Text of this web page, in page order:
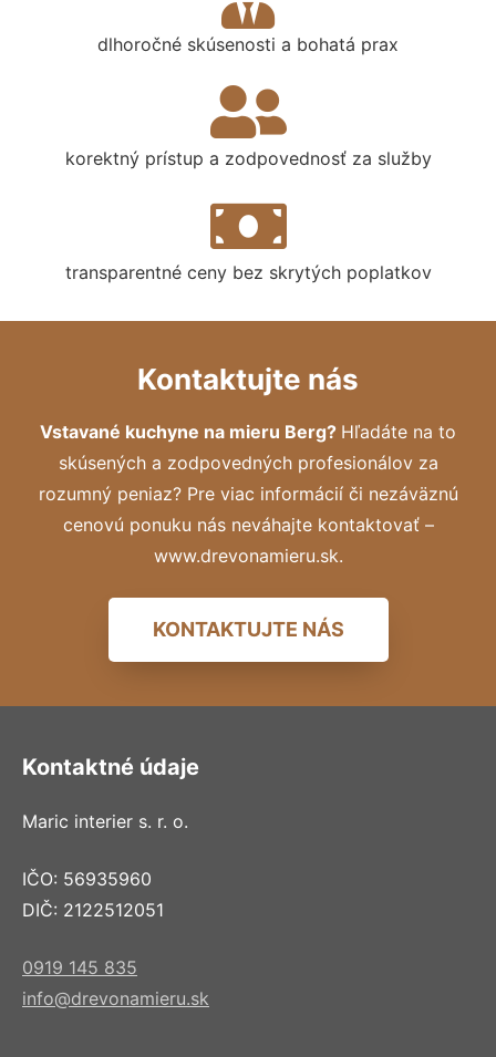
dlhoročné skúsenosti a bohatá prax
korektný prístup a zodpovednosť za služby
transparentné ceny bez skrytých poplatkov
Kontaktujte nás
Vstavané kuchyne na mieru Berg? Hľadáte na to
skúsených a zodpovedných profesionálov za
rozumný peniaz? Pre viac informácií či nezáväznú
cenovú ponuku nás neváhajte kontaktovať –
www.drevonamieru.sk.
KONTAKTUJTE NÁS
Kontaktné údaje
Maric interier s. r. o.
IČO: 56935960
DIČ: 2122512051
0919 145 835
info@drevonamieru.sk